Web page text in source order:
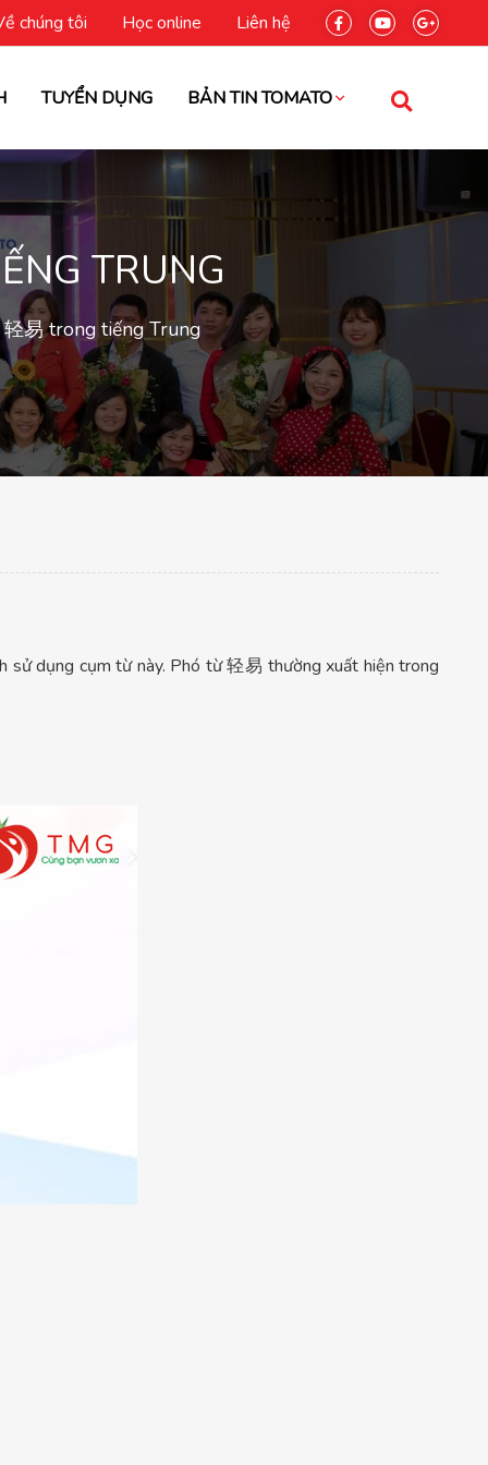
chúng tôi Học online Liên hệ
TUYỂN DỤNG BẢN TIN TOMATO
TRUNG
易 trong tiếng Trung
sử dụng cụm từ này. Phó từ 轻易 thường xuất hiện trong